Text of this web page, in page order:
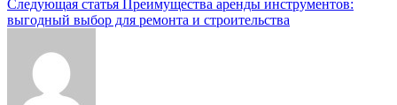
по
Следующая статья Преимущества аренды инструментов:
выгодный выбор для ремонта и строительства